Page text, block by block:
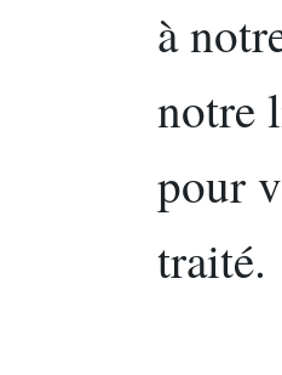
à
notre
pour
traité.